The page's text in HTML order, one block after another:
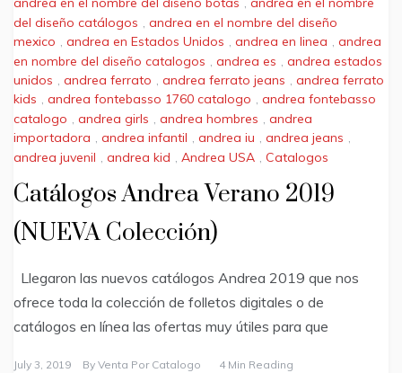
del diseño catálogos
andrea en el nombre del diseño
mexico , andrea en Estados Unidos , andrea en linea , andrea
en nombre del diseño catalogos
andrea es
andrea estados
unidos , andrea ferrato , andrea ferrato jeans , andrea ferrato
kids , andrea fontebasso 1760 catalogo , andrea fontebasso
catalogo , andrea girls , andrea hombres , andrea
importadora , andrea infantil , andrea iu , andrea jeans ,
andrea juvenil , andrea kid , Andrea USA , Catalogos
Catálogos Andrea Verano 2019
(NUEVA Colección)
Llegaron las nuevos catálogos Andrea 2019 que nos
ofrece toda la colección de folletos digitales o de
catálogos en línea las ofertas muy útiles para que
July 3, 2019 By Venta Por Catalogo 4 Min Reading